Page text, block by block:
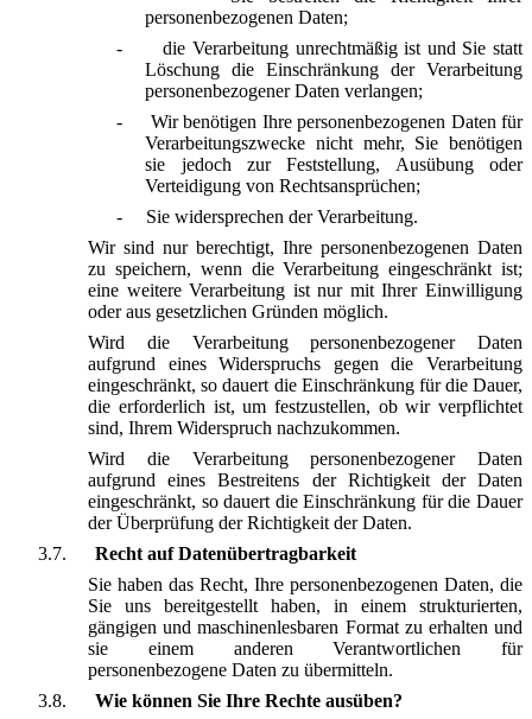
personenbezogenen Daten;
-
die Verarbeitung unrechtmäßig ist und Sie statt
Löschung die Einschränkung der Verarbeitung
personenbezogener Daten verlangen;
-
Wir benötigen Ihre personenbezogenen Daten für
Verarbeitungszwecke nicht mehr, Sie benötigen
sie jedoch zur Feststellung, Ausübung oder
Verteidigung von Rechtsansprüchen;
-
Sie widersprechen der Verarbeitung.
Wir sind nur berechtigt, Ihre personenbezogenen Daten
zu speichern, wenn die Verarbeitung eingeschränkt ist;
eine weitere Verarbeitung ist nur mit Ihrer Einwilligung
oder aus gesetzlichen Gründen möglich.
Wird die Verarbeitung personenbezogener Daten
aufgrund eines Widerspruchs gegen die Verarbeitung
eingeschränkt, so dauert die Einschränkung für die Dauer,
die erforderlich ist, um festzustellen, ob wir verpflichtet
sind, Ihrem Widerspruch nachzukommen.
Wird die Verarbeitung personenbezogener Daten
aufgrund eines Bestreitens der Richtigkeit der Daten
eingeschränkt, so dauert die Einschränkung für die Dauer
der Überprüfung der Richtigkeit der Daten.
3.7.
Recht auf Datenübertragbarkeit
Sie haben das Recht, Ihre personenbezogenen Daten, die
Sie uns bereitgestellt haben, in einem strukturierten,
gängigen und maschinenlesbaren Format zu erhalten und
sie einem anderen Verantwortlichen für
personenbezogene Daten zu übermitteln.
3.8.
Wie können Sie Ihre Rechte ausüben?